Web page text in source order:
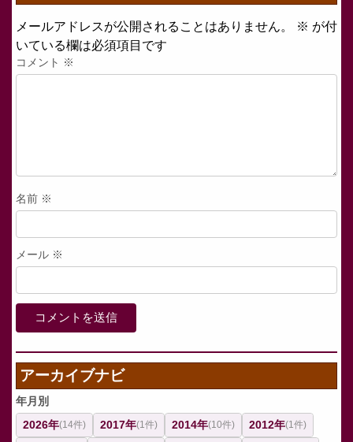
メールアドレスが公開されることはありません。 ※ が付
いている欄は必須項目です
コメント ※
名前 ※
メール ※
アーカイブナビ
年月別
2026年(14件) 2017年(1件) 2014年(10件) 2012年(1件)